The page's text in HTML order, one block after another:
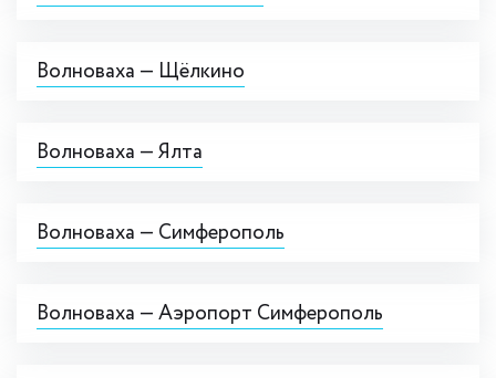
Волноваха — Щёлкино
Волноваха — Ялта
Волноваха — Симферополь
Волноваха — Аэропорт Симферополь